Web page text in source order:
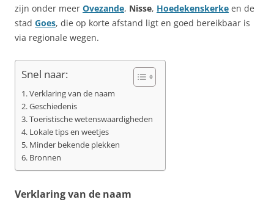
zijn onder meer Ovezande, Nisse, Hoedekenskerke en de
stad Goes, die op korte afstand ligt en goed bereikbaar is
via regionale wegen.
Snel naar:
Verklaring van de naam
Geschiedenis
Toeristische wetenswaardigheden
Lokale tips en weetjes
Minder bekende plekken
Bronnen
Verklaring van de naam